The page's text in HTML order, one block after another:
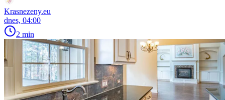
Krasnezeny.eu
dnes, 04:00
2 min